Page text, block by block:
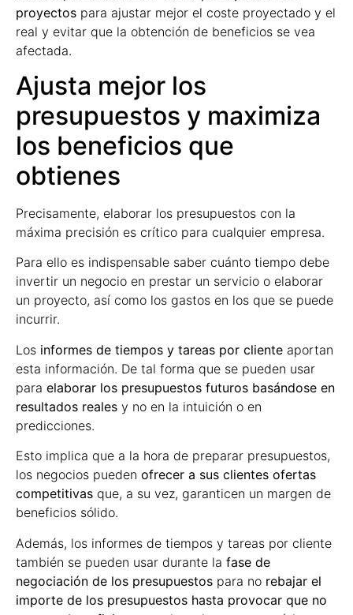
proyectos para ajustar mejor el coste proyectado y el
real y evitar que la obtención de beneficios se vea
afectada.
Ajusta mejor los
presupuestos y maximiza
los beneficios que
obtienes
Precisamente, elaborar los presupuestos con la
máxima precisión es crítico para cualquier empresa.
Para ello es indispensable saber cuánto tiempo debe
invertir un negocio en prestar un servicio o elaborar
un proyecto, así como los gastos en los que se puede
incurrir.
Los informes de tiempos y tareas por cliente aportan
esta información. De tal forma que se pueden usar
para elaborar los presupuestos futuros basándose en
resultados reales y no en la intuición o en
predicciones.
Esto implica que a la hora de preparar presupuestos,
los negocios pueden ofrecer a sus clientes ofertas
competitivas que, a su vez, garanticen un margen de
beneficios sólido.
Además, los informes de tiempos y tareas por cliente
también se pueden usar durante la fase de
negociación de los presupuestos para no rebajar el
importe de los presupuestos hasta provocar que no